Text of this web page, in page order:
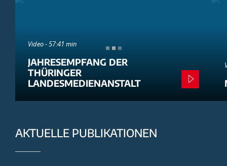
Video - 57:41 min
JAHRESEMPFANG DER
THÜRINGER
LANDESMEDIENANSTALT
AKTUELLE PUBLIKATIONEN